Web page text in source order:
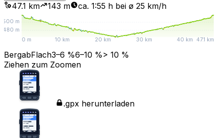
47.1 km 143 m ca. 1:55 h bei ø 25 km/h
480 m
500 m
0 m 10 km 20 km 30 km 40 km 47.1 km
BergabFlach3–6 %6–10 % > 10 %
Ziehen zum Zoomen
.gpx herunterladen